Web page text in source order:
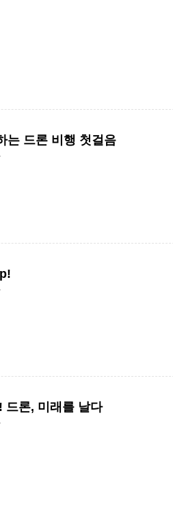
는 드론 비행 첫걸음
드론, 미래를 날다